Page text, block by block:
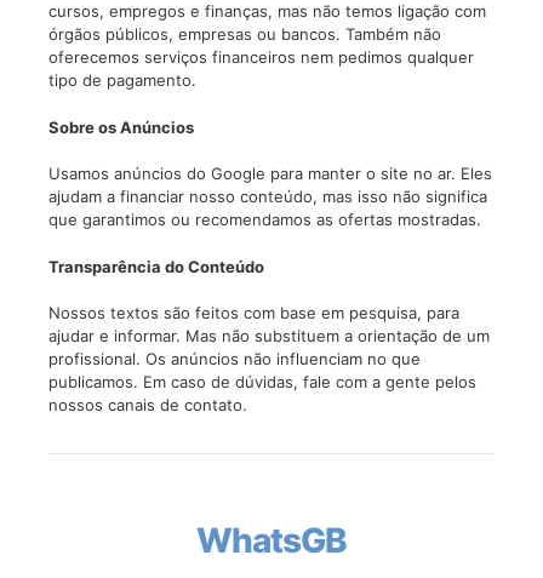
cursos, empregos e finanças, mas não temos ligação com
órgãos públicos, empresas ou bancos. Também não
oferecemos serviços financeiros nem pedimos qualquer
tipo de pagamento.
Sobre os Anúncios
Usamos anúncios do Google para manter o site no ar. Eles
ajudam a financiar nosso conteúdo, mas isso não significa
que garantimos ou recomendamos as ofertas mostradas.
Transparência do Conteúdo
Nossos textos são feitos com base em pesquisa, para
ajudar e informar. Mas não substituem a orientação de um
profissional. Os anúncios não influenciam no que
publicamos. Em caso de dúvidas, fale com a gente pelos
nossos canais de contato.
WhatsGB